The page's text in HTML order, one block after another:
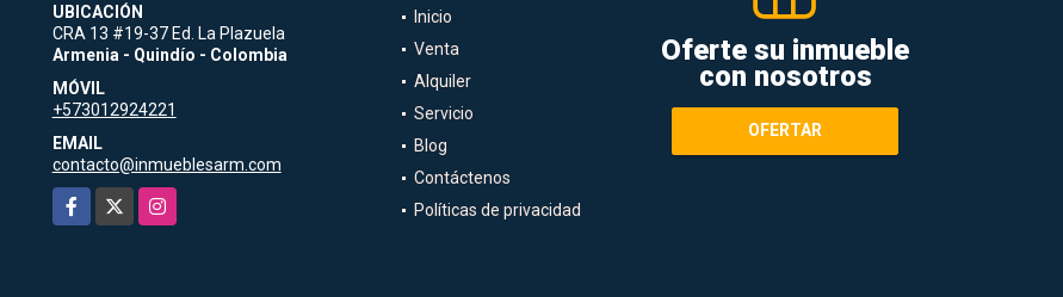
UBICACIÓN
CRA 13 #19-37 Ed. La Plazuela
Armenia - Quindío - Colombia
MÓVIL
+573012924221
EMAIL
contacto@inmueblesarm.com
Facebook
Instagram
Inicio
Venta
Alquiler
Servicio
Blog
Contáctenos
Políticas de privacidad
Oferte su inmueble
con nosotros
OFERTAR